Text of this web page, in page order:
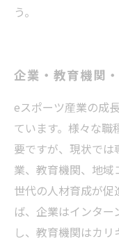
う。
企業・教育機関
eスポーツ産業の成
ています。様々な
要ですが、現状では
業、教育機関、地域
世代の人材育成が促
ば、企業はインタ
し、教育機関はカ